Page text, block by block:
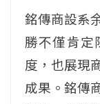
銘傳商設系
勝不僅肯定
度，也展現
成果。銘傳